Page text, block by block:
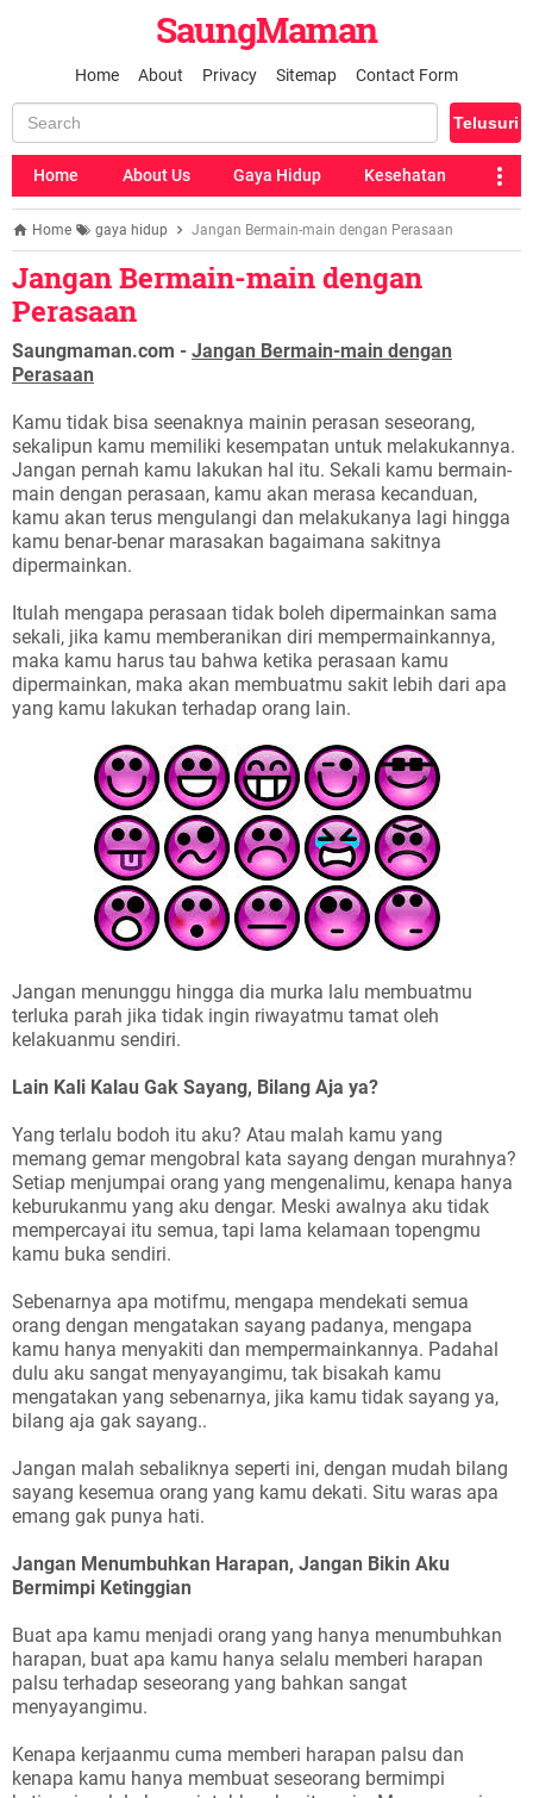
SaungMaman
Home About Privacy Sitemap Contact Form
Home About Us Gaya Hidup Kesehatan
Home gaya hidup Jangan Bermain-main dengan Perasaan
Jangan Bermain-main dengan
Perasaan
Saungmaman.com - Jangan Bermain-main dengan
Perasaan
Kamu tidak bisa seenaknya mainin perasan seseorang,
sekalipun kamu memiliki kesempatan untuk melakukannya.
Jangan pernah kamu lakukan hal itu. Sekali kamu bermain-
main dengan perasaan, kamu akan merasa kecanduan,
kamu akan terus mengulangi dan melakukanya lagi hingga
kamu benar-benar marasakan bagaimana sakitnya
dipermainkan.
Itulah mengapa perasaan tidak boleh dipermainkan sama
sekali, jika kamu memberanikan diri mempermainkannya,
maka kamu harus tau bahwa ketika perasaan kamu
dipermainkan, maka akan membuatmu sakit lebih dari apa
yang kamu lakukan terhadap orang lain.
Jangan menunggu hingga dia murka lalu membuatmu
terluka parah jika tidak ingin riwayatmu tamat oleh
kelakuanmu sendiri.
Lain Kali Kalau Gak Sayang, Bilang Aja ya?
Yang terlalu bodoh itu aku? Atau malah kamu yang
memang gemar mengobral kata sayang dengan murahnya?
Setiap menjumpai orang yang mengenalimu, kenapa hanya
keburukanmu yang aku dengar. Meski awalnya aku tidak
mempercayai itu semua, tapi lama kelamaan topengmu
kamu buka sendiri.
Sebenarnya apa motifmu, mengapa mendekati semua
orang dengan mengatakan sayang padanya, mengapa
kamu hanya menyakiti dan mempermainkannya. Padahal
dulu aku sangat menyayangimu, tak bisakah kamu
mengatakan yang sebenarnya, jika kamu tidak sayang ya,
bilang aja gak sayang..
Jangan malah sebaliknya seperti ini, dengan mudah bilang
sayang kesemua orang yang kamu dekati. Situ waras apa
emang gak punya hati.
Jangan Menumbuhkan Harapan, Jangan Bikin Aku
Bermimpi Ketinggian
Buat apa kamu menjadi orang yang hanya menumbuhkan
harapan, buat apa kamu hanya selalu memberi harapan
palsu terhadap seseorang yang bahkan sangat
menyayangimu.
Kenapa kerjaanmu cuma memberi harapan palsu dan
kenapa kamu hanya membuat seseorang bermimpi